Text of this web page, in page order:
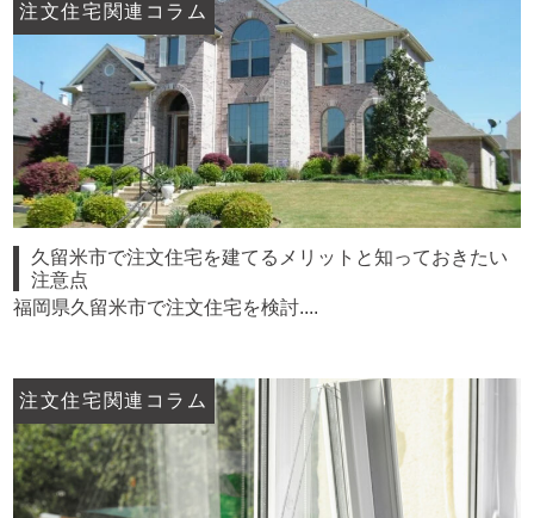
注文住宅関連コラム
久留米市で注文住宅を建てるメリットと知っておきたい
注意点
福岡県久留米市で注文住宅を検討....
注文住宅関連コラム